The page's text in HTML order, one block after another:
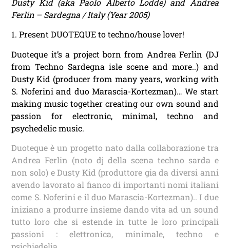
Dusty Kid (aka Paolo Alberto Lodde) and Andrea
Ferlin – Sardegna / Italy (Year 2005)
1. Present DUOTEQUE to techno/house lover!
Duoteque it’s a project born from Andrea Ferlin (DJ
from Techno Sardegna isle scene and more..) and
Dusty Kid (producer from many years, working with
S. Noferini and duo Marascia-Kortezman)… We start
making music together creating our own sound and
passion for electronic, minimal, techno and
psychedelic music.
Duoteque è un progetto nato dalla collaborazione tra
Andrea Ferlin (noto dj della scena techno sarda e
non solo) e Dusty Kid (produttore gia da diversi anni
avendo lavorato al fianco di importanti nomi italiani
come S. Noferini e il duo Marascia-Kortezman).. I due
iniziano a produrre insieme dando vita ad un sound
tutto loro che si estende in tutte le loro principali
passioni : elettronica, minimale, techno e